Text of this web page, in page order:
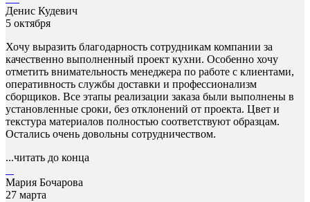
Денис Кудевич
5 октября
Хочу выразить благодарность сотрудникам компании за
качественно выполненный проект кухни. Особенно хочу
отметить внимательность менеджера по работе с клиентами,
оперативность службы доставки и профессионализм
сборщиков. Все этапы реализации заказа были выполнены в
установленные сроки, без отклонений от проекта. Цвет и
текстура материалов полностью соответствуют образцам.
Остались очень довольны сотрудничеством.
...читать до конца
Мария Бочарова
27 марта